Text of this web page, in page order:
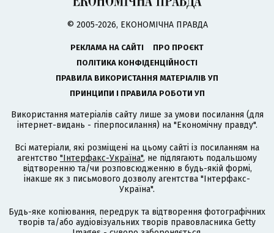
© 2005-2026, ЕКОНОМІЧНА ПРАВДА
РЕКЛАМА НА САЙТІ
ПРО ПРОЄКТ
ПОЛІТИКА КОНФІДЕНЦІЙНОСТІ
ПРАВИЛА ВИКОРИСТАННЯ МАТЕРІАЛІВ УП
ПРИНЦИПИ І ПРАВИЛА РОБОТИ УП
Використання матеріалів сайту лише за умови посилання (для
інтернет-видань - гіперпосилання) на "Економічну правду".
Всі матеріали, які розміщені на цьому сайті із посиланням на
агентство "Інтерфакс-Україна", не підлягають подальшому
відтворенню та/чи розповсюдженню в будь-якій формі,
інакше як з письмового дозволу агентства "Інтерфакс-
Україна".
Будь-яке копіювання, передрук та відтворення фотографічних
творів та/або аудіовізуальних творів правовласника Getty